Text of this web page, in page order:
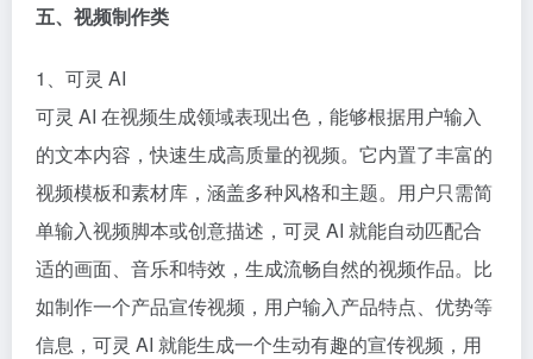
五、视频制作类​
1、可灵 AI​
可灵 AI 在视频生成领域表现出色，能够根据用户输入
的文本内容，快速生成高质量的视频。它内置了丰富的
视频模板和素材库，涵盖多种风格和主题。用户只需简
单输入视频脚本或创意描述，可灵 AI 就能自动匹配合
适的画面、音乐和特效，生成流畅自然的视频作品。比
如制作一个产品宣传视频，用户输入产品特点、优势等
信息，可灵 AI 就能生成一个生动有趣的宣传视频，用